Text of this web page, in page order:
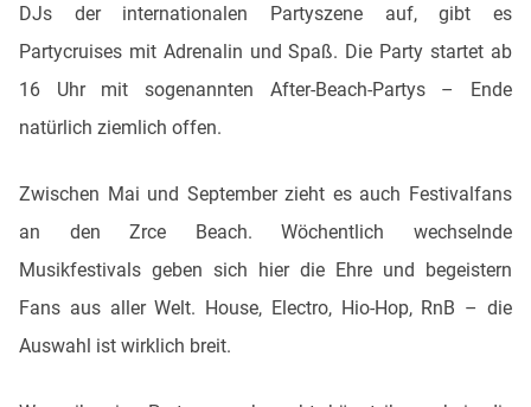
DJs der internationalen Partyszene auf, gibt es
Partycruises mit Adrenalin und Spaß. Die Party startet ab
16 Uhr mit sogenannten After-Beach-Partys – Ende
natürlich ziemlich offen.
Zwischen Mai und September zieht es auch Festivalfans
an den Zrce Beach. Wöchentlich wechselnde
Musikfestivals geben sich hier die Ehre und begeistern
Fans aus aller Welt. House, Electro, Hio-Hop, RnB – die
Auswahl ist wirklich breit.